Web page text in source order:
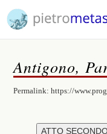
Antigono,
Permalink:https://